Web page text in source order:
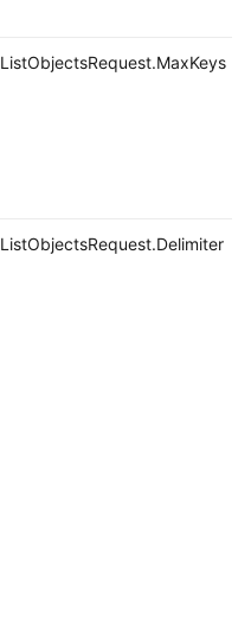
ListObjectsRequest.MaxKeys
ListObjectsRequest.Delimiter